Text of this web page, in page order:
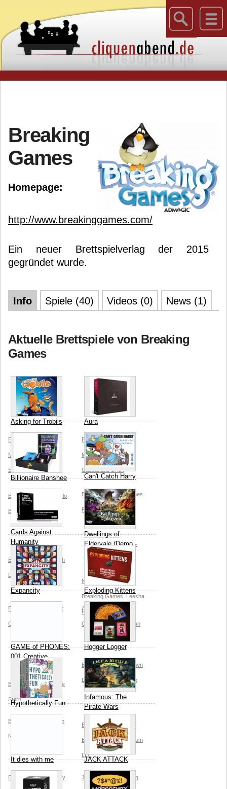
Breaking
Games
Homepage:
http://www.breakinggames.com/
Ein neuer Brettspielverlag der 2015
gegründet wurde.
Info Spiele (40) Videos (0) News (1)
Aktuelle Brettspiele von Breaking
Games
Asking for Trobils
Breaking Games Erin
McDonald Christian
Strain
Aura
Breaking Games
Michael Orion
Cassandra Orion
Billionaire Banshee
Breaking Games Razlo
Bailey
Can't Catch Harry
Breaking Games James
Rallison
Cards Against
Humanity
Breaking Games Josh
Dillon Daniel Dranove
Dwellings of
Eldervale (Demo -
Spiel erscheint
2020)
Nathanael Mortensen
Breaking Games Leesha
Hannigan
Expancity
Breaking Games Alex
Cutler
Exploding Kittens
Asmodee Breaking
Games Matthew Inman
GAME of PHONES:
001 Creative
(Erweiterung)
Breaking Games Luke
Stern
Hogger Logger
Breaking Games Shawn
Duenas Ryan Shapiro
Hypothetically Fun
Breaking Games Liam
Nguyen
Infamous: The
Pirate Wars
Breaking Games Dan
Blanchett Rogue Asylum
LLC
It dies with me
Breaking Games Andy
JACK ATTACK
Joe Andrews Breaking